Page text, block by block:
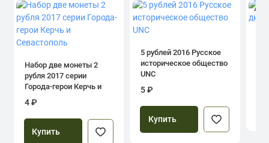
Набор две монеты 2
рубля 2017 серии
Города-герои Керчь и
4 ₽
Купить
5 рублей 2016 Русское
историческое общество
UNC
5 ₽
Купить
4.0